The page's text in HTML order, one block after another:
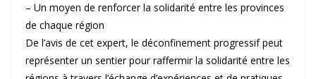
– Un moyen de renforcer la solidarité entre les provinces
de chaque région
De l’avis de cet expert, le déconfinement progressif peut
représenter un sentier pour raffermir la solidarité entre les